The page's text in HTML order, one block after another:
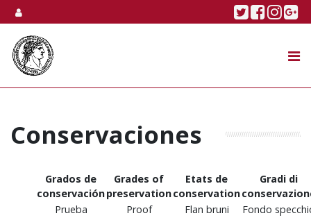
Skip to content Twitter
Conservaciones
Grados de
conservación
Grades of
preservation
Etats de
conservation
Gradi di
Prueba
Proof Flan bruni
Fondo
TIENDA ONLINE
NOSOTROS